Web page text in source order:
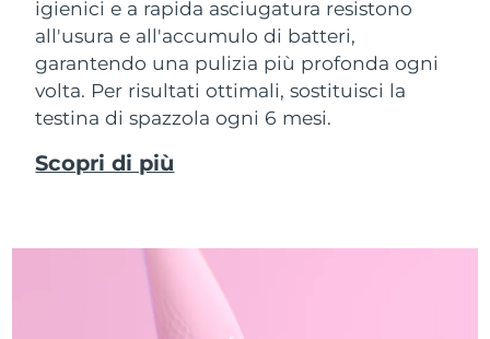
igienici e a rapida asciugatura resistono
all'usura e all'accumulo di batteri,
garantendo una pulizia più profonda ogni
volta. Per risultati ottimali, sostituisci la
testina di spazzola ogni 6 mesi.
Scopri di più